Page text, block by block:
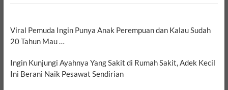
Viral Pemuda Ingin Punya Anak Perempuan dan Kalau Sudah
20 Tahun Mau …
Ingin Kunjungi Ayahnya Yang Sakit di Rumah Sakit, Adek Kecil
Ini Berani Naik Pesawat Sendirian